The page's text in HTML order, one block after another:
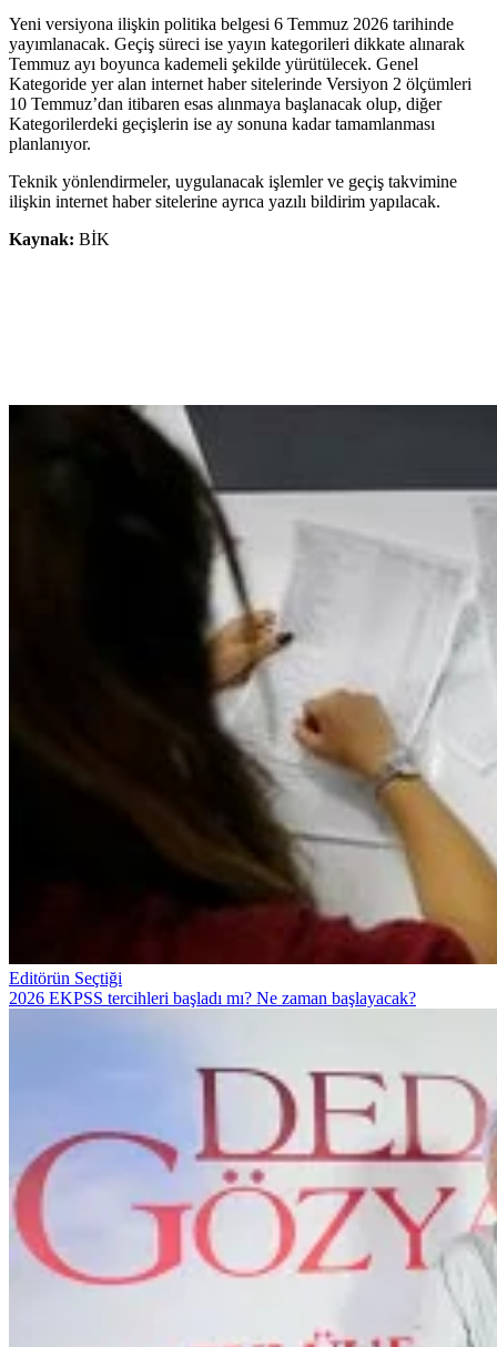
Yeni versiyona ilişkin politika belgesi 6 Temmuz 2026 tarihinde
yayımlanacak. Geçiş süreci ise yayın kategorileri dikkate alınarak
Temmuz ayı boyunca kademeli şekilde yürütülecek. Genel
Kategoride yer alan internet haber sitelerinde Versiyon 2 ölçümleri
10 Temmuz’dan itibaren esas alınmaya başlanacak olup, diğer
Kategorilerdeki geçişlerin ise ay sonuna kadar tamamlanması
planlanıyor.
Teknik yönlendirmeler, uygulanacak işlemler ve geçiş takvimine
ilişkin internet haber sitelerine ayrıca yazılı bildirim yapılacak.
Kaynak: BİK
Editörün Seçtiği
2026 EKPSS tercihleri başladı mı? Ne zaman başlayacak?